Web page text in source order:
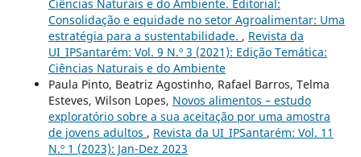
Ciências Naturais e do Ambiente. Editorial:
Consolidação e equidade no setor Agroalimentar: Uma
estratégia para a sustentabilidade. , Revista da
UI_IPSantarém: Vol. 9 N.º 3 (2021): Edição Temática:
Ciências Naturais e do Ambiente
Paula Pinto, Beatriz Agostinho, Rafael Barros, Telma
Esteves, Wilson Lopes, Novos alimentos – estudo
exploratório sobre a sua aceitação por uma amostra
de jovens adultos , Revista da UI_IPSantarém: Vol. 11
N.º 1 (2023): Jan-Dez 2023